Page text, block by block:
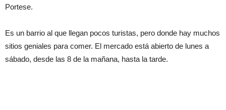
Portese.
Es un barrio al que llegan pocos turistas, pero donde hay muchos
sitios geniales para comer. El mercado está abierto de lunes a
sábado, desde las 8 de la mañana, hasta la tarde.